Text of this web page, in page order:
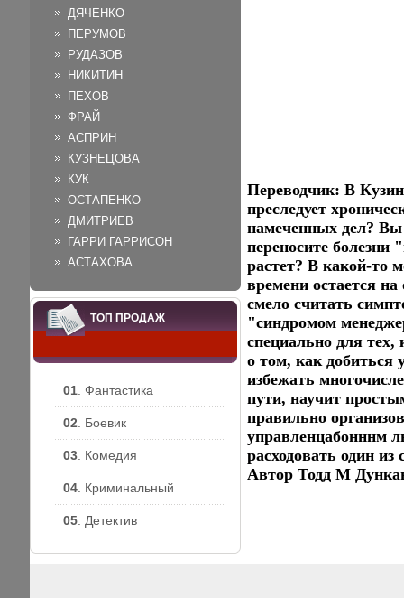
ДЯЧЕНКО
ПЕРУМОВ
РУДАЗОВ
НИКИТИН
ПЕХОВ
ФРАЙ
АСПРИН
КУЗНЕЦОВА
КУК
ОСТАПЕНКО
ДМИТРИЕВ
ГАРРИ ГАРРИСОН
АСТАХОВА
ТОП ПРОДАЖ
01 . Фантастика
02 . Боевик
03 . Комедия
04 . Криминальный
05 . Детектив
Переводчик: В
преследует
намеченных дел? Вы
переносите
растет? В какой-то
времени остается
смело считать
"синдромом
специально для тех,
о том, как добиться
избежать
пути, научит
правильно
управленцабонннм
расходовать один
Автор Тодд М